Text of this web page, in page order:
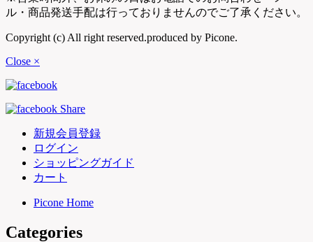
ル・商品発送手配は行っておりませんのでご了承ください。
Copyright (c) All right reserved.produced by Picone.
Close ×
新規会員登録
ログイン
ショッピングガイド
カート
Picone Home
Categories